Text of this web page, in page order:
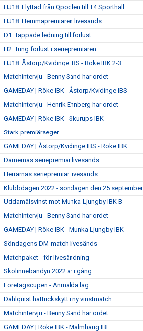
HJ18: Flyttad från Qpoolen till T4 Sporthall
HJ18: Hemmapremiären livesänds
D1: Tappade ledning till förlust
H2: Tung förlust i seriepremiären
HJ18: Åstorp/Kvidinge IBS - Röke IBK 2-3
Matchintervju - Benny Sand har ordet
GAMEDAY | Röke IBK - Åstorp/Kvidinge IBS
Matchintervju - Henrik Ehnberg har ordet
GAMEDAY | Röke IBK - Skurups IBK
Stark premiärseger
GAMEDAY | Åstorp/Kvidinge IBS - Röke IBK
Damernas seriepremiär livesänds
Herrarnas seriepremiär livesänds
Klubbdagen 2022 - söndagen den 25 september
Uddamålsvinst mot Munka-Ljungby IBK B
Matchintervju - Benny Sand har ordet
GAMEDAY | Röke IBK - Munka Ljungby IBK
Söndagens DM-match livesänds
Matchpaket - för livesändning
Skolinnebandyn 2022 är i gång
Företagscupen - Anmälda lag
Dahlquist hattrickskytt i ny vinstmatch
Matchintervju - Benny Sand har ordet
GAMEDAY | Röke IBK - Malmhaug IBF